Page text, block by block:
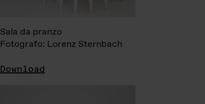
Sala da pranzo
Fotografo: Lorenz Sternbach
Download